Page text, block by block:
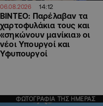
06.08.2026 14:12
ΒΙΝΤΕΟ: Παρέλαβαν τα
χαρτοφυλάκια τους και
«σηκώνουν μανίκια» οι
νέοι Υπουργοί και
Υφυπουργοί
ΦΩΤΟΓΡΑΦΙΑ ΤΗΣ ΗΜΕΡΑΣ